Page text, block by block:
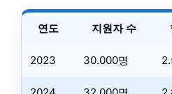
연도 지원자 수
2023 30.000명